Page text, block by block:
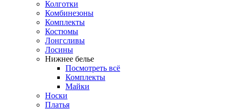
Колготки
Комбинезоны
Комплекты
Костюмы
Лонгсливы
Лосины
Нижнее белье
Посмотреть всё
Комплекты
Майки
Носки
Платья